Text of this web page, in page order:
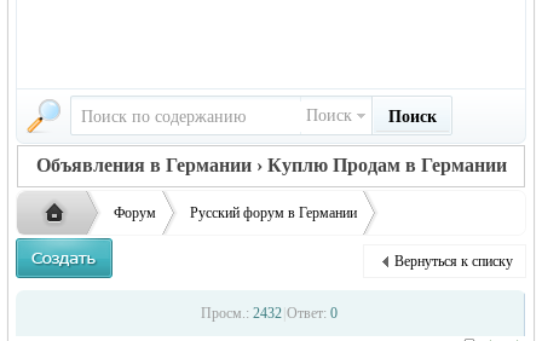
Поиск Поиск
Объявления в Германии › Куплю Продам в Германии
Форум Русский форум в Германии
Объявления в Германии
Продам списанную технику apple ...
Вернуться к списку
Просм.: 2432 Ответ: 0